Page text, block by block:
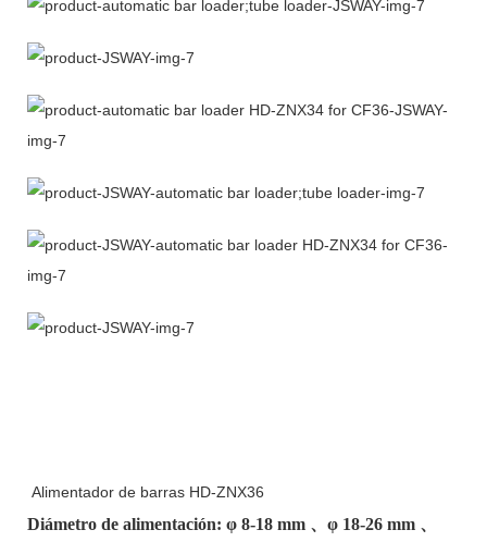
Alimentador de barras HD-ZNX36
Diámetro de alimentación: φ 8-18 mm 、φ 18-26 mm 、